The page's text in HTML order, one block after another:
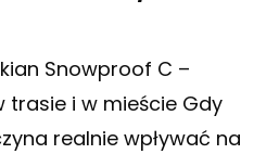
Snowproof C –
trasie i w mieście Gdy
realnie wpływać na